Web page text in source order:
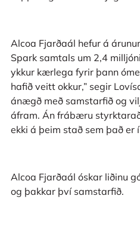
Alcoa Fjarðaál hefur á
Spark samtals um 2,4
ykkur kærlega fyrir þann
hafið veitt okkur,” segir
ánægð með samstarfið og
áfram. Án frábæru
ekki á þeim stað sem það er
Alcoa Fjarðaál óskar liðinu
og þakkar því samstarfið.